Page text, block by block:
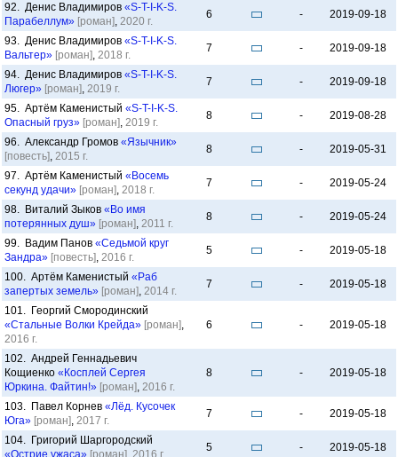
92. Денис Владимиров «S-T-I-K-S.
Парабеллум» [роман], 2020 г.
6 - 2019-09-18
93. Денис Владимиров «S-T-I-K-S.
Вальтер» [роман], 2018 г.
7 - 2019-09-18
94. Денис Владимиров «S-T-I-K-S.
Люгер» [роман], 2019 г.
7 - 2019-09-18
95. Артём Каменистый «S-T-I-K-S.
Опасный груз» [роман], 2019 г.
8 - 2019-08-28
96. Александр Громов «Язычник»
[повесть], 2015 г.
8 - 2019-05-31
97. Артём Каменистый «Восемь
секунд удачи» [роман], 2018 г.
7 - 2019-05-24
98. Виталий Зыков «Во имя
потерянных душ» [роман], 2011 г.
8 - 2019-05-24
99. Вадим Панов «Седьмой круг
Зандра» [повесть], 2016 г.
5 - 2019-05-18
100. Артём Каменистый «Раб
запертых земель» [роман], 2014 г.
7 - 2019-05-18
101. Георгий Смородинский
«Стальные Волки Крейда» [роман],
2016 г.
6 - 2019-05-18
102. Андрей Геннадьевич
Кощиенко «Косплей Сергея
Юркина. Файтин!» [роман], 2016 г.
8 - 2019-05-18
103. Павел Корнев «Лёд. Кусочек
Юга» [роман], 2017 г.
7 - 2019-05-18
104. Григорий Шаргородский
«Острие ужаса» [роман], 2016 г.
5 - 2019-05-18